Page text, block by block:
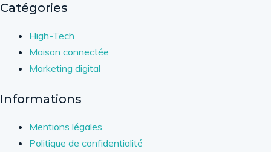
Catégories
High-Tech
Maison connectée
Marketing digital
Informations
Mentions légales
Politique de confidentialité